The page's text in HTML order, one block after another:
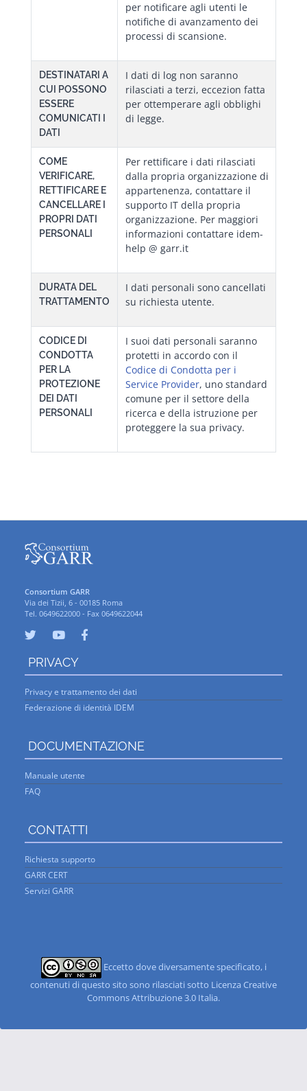
per notificare agli utenti le
notifiche di avanzamento dei
processi di scansione.
DESTINATARI A
CUI POSSONO
ESSERE
COMUNICATI I
DATI
I dati di log non saranno
rilasciati a terzi, eccezion fatta
per ottemperare agli obblighi
di legge.
COME
VERIFICARE,
RETTIFICARE E
CANCELLARE I
PROPRI DATI
PERSONALI
Per rettificare i dati rilasciati
dalla propria organizzazione di
appartenenza, contattare il
supporto IT della propria
organizzazione. Per maggiori
informazioni contattare idem-
help @ garr.it
DURATA DEL
TRATTAMENTO
I dati personali sono cancellati
su richiesta utente.
CODICE DI
CONDOTTA
PER LA
PROTEZIONE
DEI DATI
PERSONALI
I suoi dati personali saranno
protetti in accordo con il
Codice di Condotta per i
Service Provider, uno standard
comune per il settore della
ricerca e della istruzione per
proteggere la sua privacy.
Consortium GARR
Via dei Tizii, 6 - 00185 Roma
Tel. 0649622000 - Fax 0649622044
PRIVACY
Privacy e trattamento dei dati
Federazione di identità IDEM
DOCUMENTAZIONE
Manuale utente
FAQ
CONTATTI
Richiesta supporto
GARR CERT
Servizi GARR
Eccetto dove diversamente specificato, i
contenuti di questo sito sono rilasciati sotto Licenza Creative
Commons Attribuzione 3.0 Italia.